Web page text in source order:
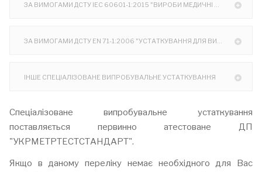
ЗА ВИМОГАМИ ДСТУ IEC 60601-1:2015 "ВИРОБИ МЕДИЧНІ ЕЛЕКТРИЧНІ". ГОСТ 14254-96 (МЕК 529-89). "СТУПЕНІ ЗАХИСТУ, ЩО ЗАБЕЗПЕЧУЮТЬСЯ ОБОЛОНКАМИ (КОД ІР)". ГОСТ 25861-83 (СТ РЕВ 3743-82). "МАШИНИ ОБЧИСЛЮВАЛЬНІ І СИСТЕМИ ОБРОБКИ ДАНИХ. ВИМОГИ ЕЛЕКТРИЧНОЇ І МЕХАНІЧНОЇ БЕЗПЕКИ І МЕТОДИ ВИПРОБУВАНЬ". ДСТУ IEC 60335-1:2004 "ПРИЛАДИ ПОБУТОВІ ТА АНАЛОГІЧНІ ЕЛЕКТРИЧНІ. БЕЗПЕКА. ЧАСТИНА 1. ЗАГАЛЬНІ ВИМОГИ." ДСТУ IEC 60065:2009 "АУДІО-, ВІДЕО- ТА ПОДІБНА ЕЛЕКТРОННА АПАРАТУРА. ВИМОГИ ЩОДО БЕЗПЕКИ. УСТАТКУВАННЯ ДЛЯ ВИПРОБУВАНЬ КАБЕЛЬНО-ПРОВІДНИКОВОЇ ПРОДУКЦІЇ".
ЗА ВИМОГАМИ ДСТУ EN 71-1:2006 "УСТАТКУВАННЯ ДЛЯ ВИПРОБУВАНЬ НА БЕЗПЕКУ ІГРАШОК"
ІНШЕ СПЕЦІАЛІЗОВАНЕ ВИПРОБУВАЛЬНЕ УСТАТКУВАННЯ
Спеціалізоване випробувальне устаткування
поставляється первинно атестоване ДП
"УКРМЕТРТЕСТСТАНДАРТ".
Якщо в даному переліку немає необхідного для Вас